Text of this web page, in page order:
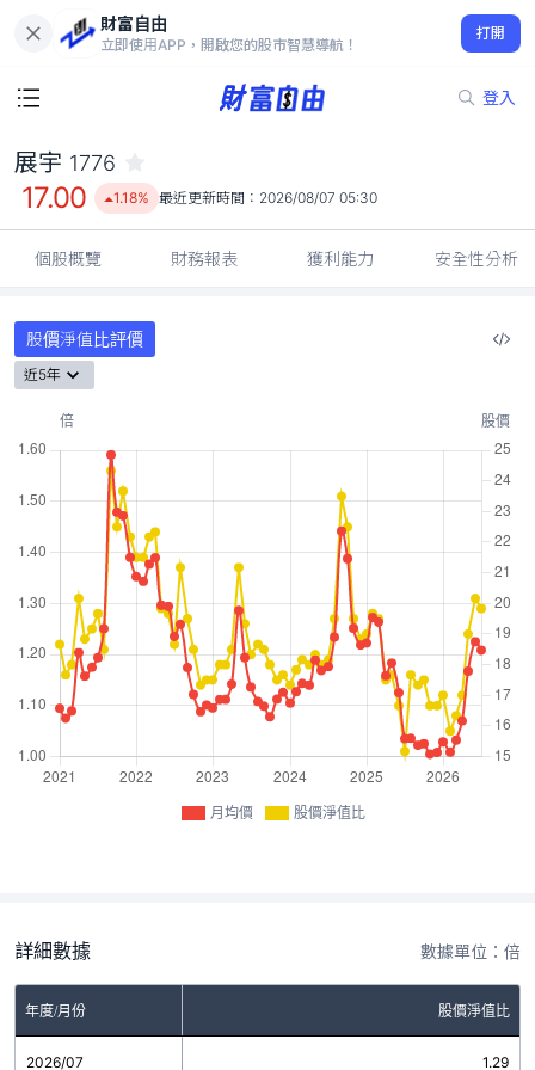
財富自由
立即使用APP，開啟您的股市智慧導航！
打開
登入
17.00
1.18%
展宇 1776
17.00 1.18% 最近更新時間： 2026/08/07 05:30
個股概覽 財務報表 獲利能力 安全性分析
股價淨值比評價
近5年
月均價 股價淨值比
詳細數據 數據單位：倍
年度/月份 股價淨值比
2026/07 1.29